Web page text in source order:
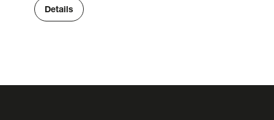
Details